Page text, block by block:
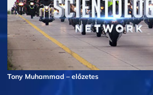
Tony Muhammad – előzetes